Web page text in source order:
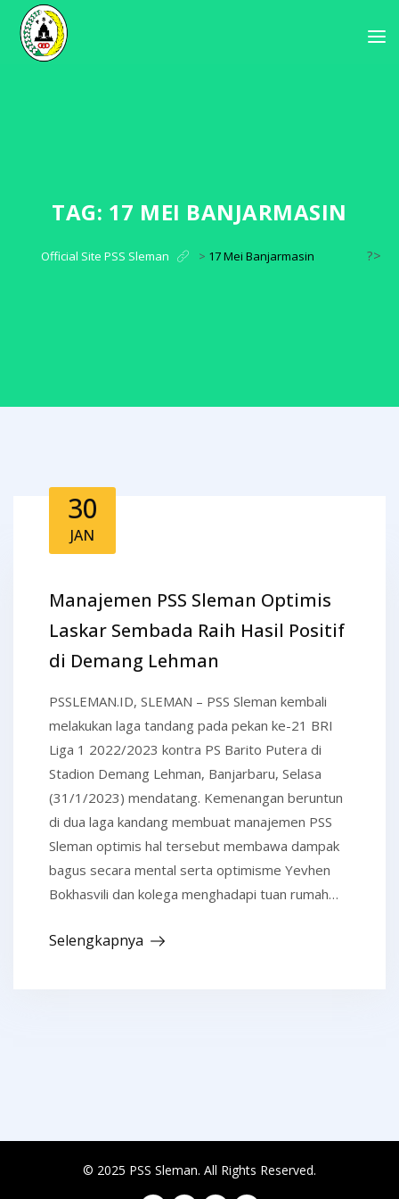
TAG: 17 MEI BANJARMASIN
Official Site PSS Sleman > 17 Mei Banjarmasin ?>
30
JAN
Manajemen PSS Sleman Optimis
Laskar Sembada Raih Hasil Positif
di Demang Lehman
PSSLEMAN.ID, SLEMAN – PSS Sleman kembali
melakukan laga tandang pada pekan ke-21 BRI
Liga 1 2022/2023 kontra PS Barito Putera di
Stadion Demang Lehman, Banjarbaru, Selasa
(31/1/2023) mendatang. Kemenangan beruntun
di dua laga kandang membuat manajemen PSS
Sleman optimis hal tersebut membawa dampak
bagus secara mental serta optimisme Yevhen
Bokhasvili dan kolega menghadapi tuan rumah…
Selengkapnya
© 2025 PSS Sleman. All Rights Reserved.